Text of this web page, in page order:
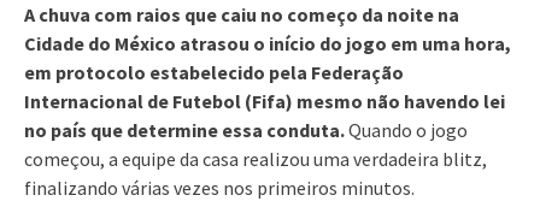
A chuva com raios que caiu no começo da noite na
Cidade do México atrasou o início do jogo em uma hora,
em protocolo estabelecido pela Federação
Internacional de Futebol (Fifa) mesmo não havendo lei
no país que determine essa conduta.Quando o jogo
começou, a equipe da casa realizou uma verdadeira blitz,
finalizando várias vezes nos primeiros minutos.